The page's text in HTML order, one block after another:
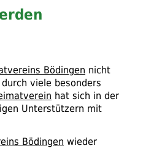
Bödingen nicht
viele besonders
hat sich in der
Unterstützern mit
Bödingen wieder